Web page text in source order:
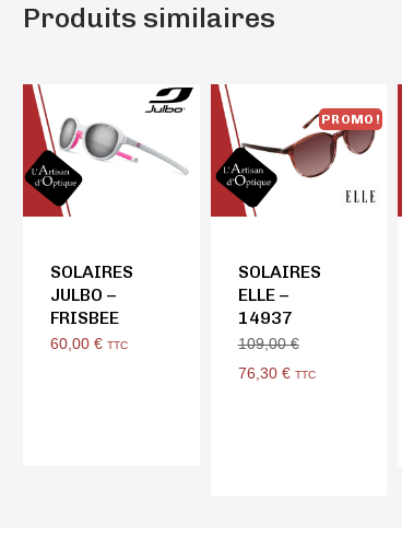
Produits similaires
SOLAIRES
JULBO –
FRISBEE
60,00 € TTC
PROMO !
SOLAIRES
ELLE –
14937
109,00€
76,30 € TTC